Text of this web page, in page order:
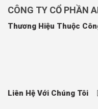
CÔNG TY CỔ PHẦN
Thương Hiệu Thuộc
Liên Hệ Với Chúng Tôi